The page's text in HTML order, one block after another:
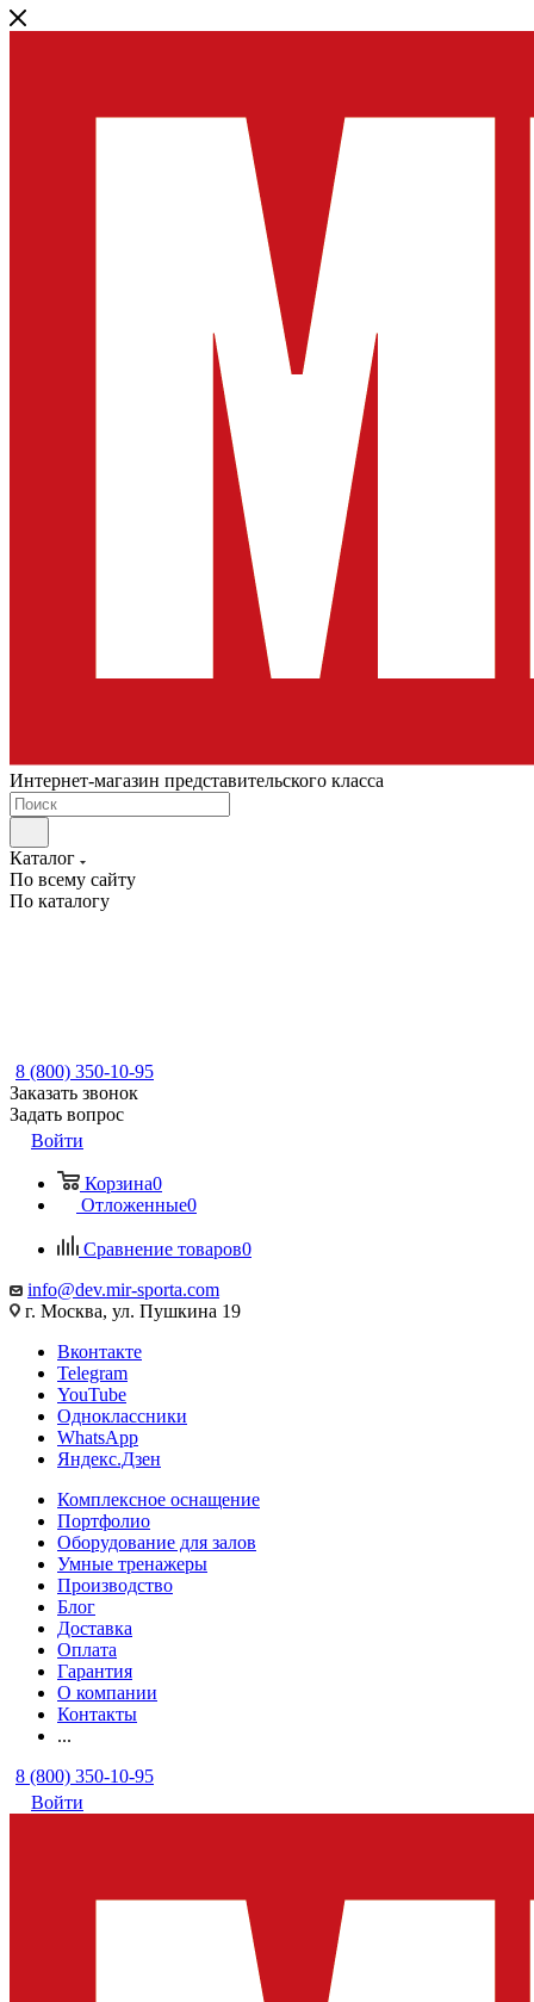
Интернет-магазин представительского класса
Каталог
По всему сайту
По каталогу
8 (800) 350-10-95
Заказать звонок
Задать вопрос
Войти
Корзина0
Отложенные0
Сравнение товаров0
info@dev.mir-sporta.com
г. Москва, ул. Пушкина 19
Вконтакте
Telegram
YouTube
Одноклассники
WhatsApp
Яндекс.Дзен
Комплексное оснащение
Портфолио
Оборудование для залов
Умные тренажеры
Производство
Блог
Доставка
Оплата
Гарантия
О компании
Контакты
...
8 (800) 350-10-95
Войти